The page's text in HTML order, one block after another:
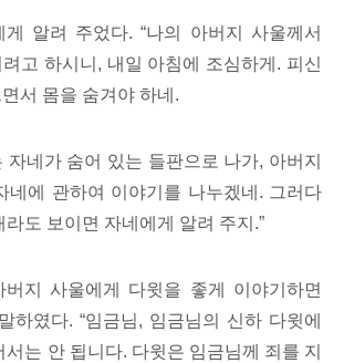
게 알려 주었다. “나의 아버지 사울께서
고 하시니, 내일 아침에 조심하게. 피신
서 몸을 숨겨야 하네.
자네가 숨어 있는 들판으로 나가, 아버지
네에 관하여 이야기를 나누겠네. 그러다
라도 보이면 자네에게 알려 주지.”
버지 사울에게 다윗을 좋게 이야기하면
하였다. “임금님, 임금님의 신하 다윗에
서는 안 됩니다. 다윗은 임금님께 죄를 지